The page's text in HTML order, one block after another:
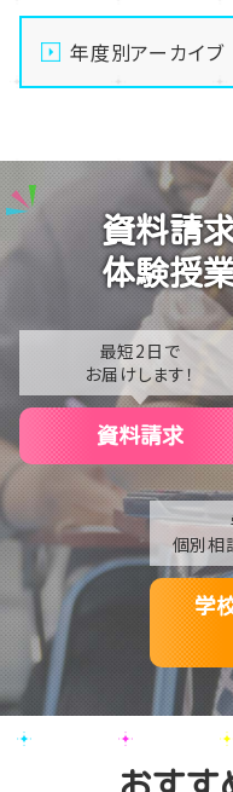
【なんば】体験授業
ました！🥭✨
【なんば】キラリと
【なんば】校舎紹介
【なんば】笑顔が
温かいお出迎えで
【なんば】夏季休
年度別アーカイブ
2025
2024
2023
2021
2020
資料請
体験授
最短2日で
お届けします！
資料請求
個別相
学
おすす